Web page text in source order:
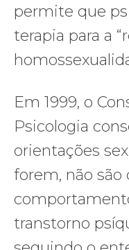
permite que
terapia para a
Em 1999, o
Psicologia
orientações
forem, não são
transtorno